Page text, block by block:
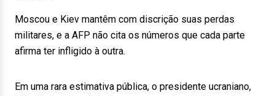
Moscou e Kiev mantêm com discrição suas perdas
militares, e a AFP não cita os números que cada parte
afirma ter infligido à outra.
Em uma rara estimativa pública, o presidente ucraniano,